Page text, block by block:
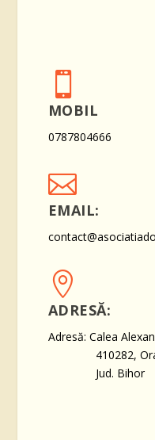

MOBIL
0787804666

EMAIL:

ADRESĂ:
Adresă: Calea
410282,
Jud. Bihor